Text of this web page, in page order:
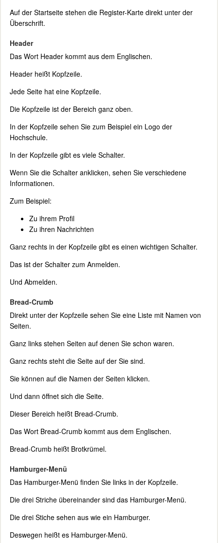
Auf der Startseite stehen die Register-Karte direkt unter der
Überschrift.
Header
Das Wort Header kommt aus dem Englischen.
Header heißt Kopfzeile.
Jede Seite hat eine Kopfzeile.
Die Kopfzeile ist der Bereich ganz oben.
In der Kopfzeile sehen Sie zum Beispiel ein Logo der
Hochschule.
In der Kopfzeile gibt es viele Schalter.
Wenn Sie die Schalter anklicken, sehen Sie verschiedene
Informationen.
Zum Beispiel:
Zu ihrem Profil
Zu ihren Nachrichten
Ganz rechts in der Kopfzeile gibt es einen wichtigen Schalter.
Das ist der Schalter zum Anmelden.
Und Abmelden.
Bread-Crumb
Direkt unter der Kopfzeile sehen Sie eine Liste mit Namen von
Seiten.
Ganz links stehen Seiten auf denen Sie schon waren.
Ganz rechts steht die Seite auf der Sie sind.
Sie können auf die Namen der Seiten klicken.
Und dann öffnet sich die Seite.
Dieser Bereich heißt Bread-Crumb.
Das Wort Bread-Crumb kommt aus dem Englischen.
Bread-Crumb heißt Brotkrümel.
Hamburger-Menü
Das Hamburger-Menü finden Sie links in der Kopfzeile.
Die drei Striche übereinander sind das Hamburger-Menü.
Die drei Stiche sehen aus wie ein Hamburger.
Deswegen heißt es Hamburger-Menü.